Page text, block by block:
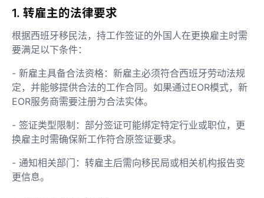
1. 转雇主的法律要求
根据西班牙移民法，持工作签证的外国人在更换雇主时需
要满足以下条件：
- 新雇主具备合法资格：新雇主必须符合西班牙劳动法规
定，并能够提供合法的工作合同。如果通过EOR模式，新
EOR服务商需要注册为合法实体。
- 签证类型限制：部分签证可能绑定特定行业或职位，更
换雇主时需确保新工作符合原签证要求。
- 通知相关部门：转雇主后需向移民局或相关机构报告变
更信息。